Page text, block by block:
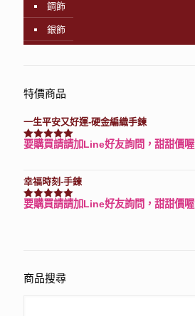
鋼飾
銀飾
特價商品
一生平安又好運-硬金編織手鍊
評分7740滿分 5
要購買請請加Line好友詢問，甜甜價喔
幸福時刻-手鍊
評分3150滿分 5
要購買請請加Line好友詢問，甜甜價喔
商品搜尋